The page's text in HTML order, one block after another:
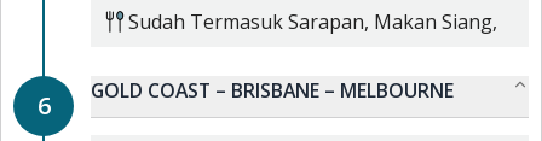
Sudah TermasukSarapan, Makan Siang,
6 GOLD COAST – BRISBANE – MELBOURNE